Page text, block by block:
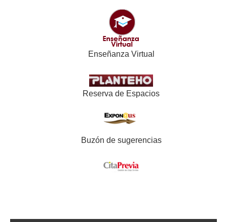
Enseñanza Virtual
Reserva de Espacios
Buzón de sugerencias